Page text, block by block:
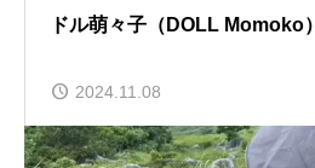
ドル萌々子（DOLL Momoko）
2024.11.08